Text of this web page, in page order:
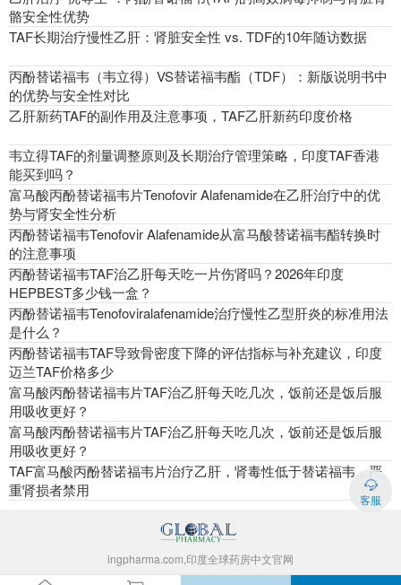
客服
骼安全性优势
TAF长期治疗慢性乙肝：肾脏安全性 vs. TDF的10年随访数据
丙酚替诺福韦（韦立得）VS替诺福韦酯（TDF）：新版说明书中
的优势与安全性对比
乙肝新药TAF的副作用及注意事项，TAF乙肝新药印度价格
韦立得TAF的剂量调整原则及长期治疗管理策略，印度TAF香港
能买到吗？
富马酸丙酚替诺福韦片Tenofovir Alafenamide在乙肝治疗中的优
势与肾安全性分析
丙酚替诺福韦Tenofovir Alafenamide从富马酸替诺福韦酯转换时
的注意事项
丙酚替诺福韦TAF治乙肝每天吃一片伤肾吗？2026年印度
HEPBEST多少钱一盒？
丙酚替诺福韦Tenofoviralafenamide治疗慢性乙型肝炎的标准用法
是什么？
丙酚替诺福韦TAF导致骨密度下降的评估指标与补充建议，印度
迈兰TAF价格多少
富马酸丙酚替诺福韦片TAF治乙肝每天吃几次，饭前还是饭后服
用吸收更好？
富马酸丙酚替诺福韦片TAF治乙肝每天吃几次，饭前还是饭后服
用吸收更好？
TAF富马酸丙酚替诺福韦片治疗乙肝，肾毒性低于替诺福韦，严
重肾损者禁用
ingpharma.com,印度全球药房中文官网